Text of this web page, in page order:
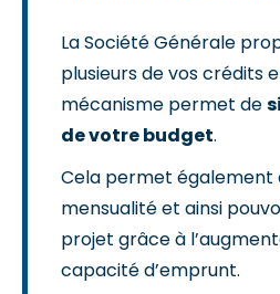
La Société Générale
plusieurs de vos crédits
mécanisme permet de
de votre budget.
Cela permet également
mensualité et ainsi
projet grâce à
capacité d’emprunt.